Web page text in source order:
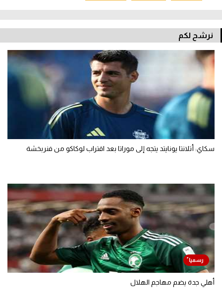
نرشح لكم
سكاي: أتلانتا يونايتد يتجه إلى موراتا بعد اقتراب لوكاكو من فنربخشة
أهلي جدة يضم مهاجم الهلال